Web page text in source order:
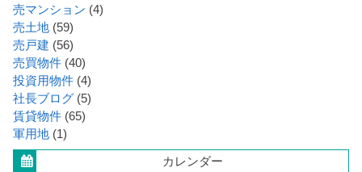
売マンション (4)
売土地 (59)
売戸建 (56)
売買物件 (40)
投資用物件 (4)
社長ブログ (5)
賃貸物件 (65)
軍用地 (1)
カレンダー